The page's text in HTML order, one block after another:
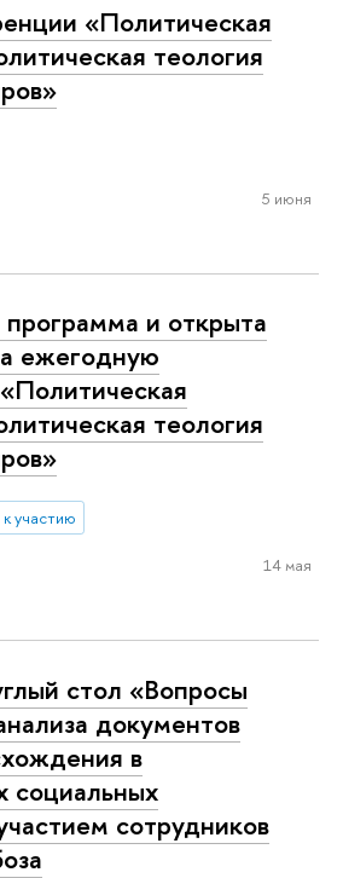
«Политическая
теология
5 июня
и открыта
ежегодную
теология
участию
14 мая
стол «Вопросы
документов
в
социальных
сотрудников